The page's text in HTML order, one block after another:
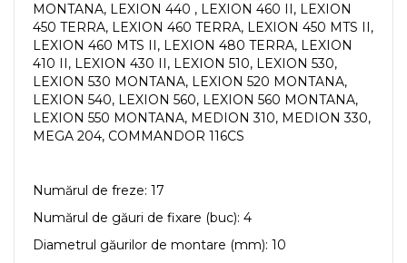
MONTANA, LEXION 440 , LEXION 460 II, LEXION
450 TERRA, LEXION 460 TERRA, LEXION 450 MTS II,
LEXION 460 MTS II, LEXION 480 TERRA, LEXION
410 II, LEXION 430 II, LEXION 510, LEXION 530,
LEXION 530 MONTANA, LEXION 520 MONTANA,
LEXION 540, LEXION 560, LEXION 560 MONTANA,
LEXION 550 MONTANA, MEDION 310, MEDION 330,
MEGA 204, COMMANDOR 116CS
Numărul de freze: 17
Numărul de găuri de fixare (buc): 4
Diametrul găurilor de montare (mm): 10